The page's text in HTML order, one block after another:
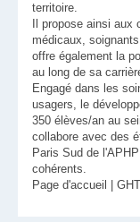
territoire.
Il propose ainsi
médicaux,
offre également la
au long de sa
Engagé dans les
usagers, le
350 élèves/an au
collabore avec des
Paris Sud de
cohérents.
Page d'accueil |